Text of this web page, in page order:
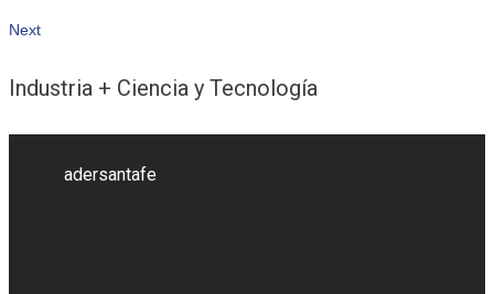
entradas
Next
Next
Industria + Ciencia y Tecnología
adersantafe